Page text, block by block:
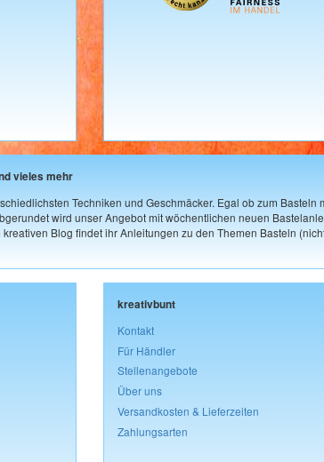
vieles mehr
Techniken und Geschmäcker. Egal ob zum
wird unser Angebot mit wöchentlichen neuen
Blog findet ihr Anleitungen zu den Themen Basteln
kreativbunt
Kontakt
Für Händler
Stellenangebote
Über uns
Versandkosten & Lieferzeiten
Zahlungsarten